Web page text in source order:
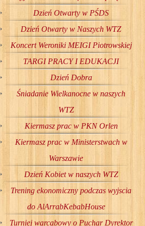
Dzień Otwarty w PŚDS
Dzień Otwarty w Naszych WTZ
Koncert Weroniki MEIGI Piotrowskiej
TARGI PRACY I EDUKACJI
Dzień Dobra
Śniadanie Wielkanocne w naszych
WTZ
Kiermasz prac w PKN Orlen
Kiermasz prac w Ministerstwach w
Warszawie
Dzień Kobiet w naszych WTZ
Trening ekonomiczny podczas wyjscia
do AlArrabKebabHouse
Turniej warcabowy o Puchar Dyrektor